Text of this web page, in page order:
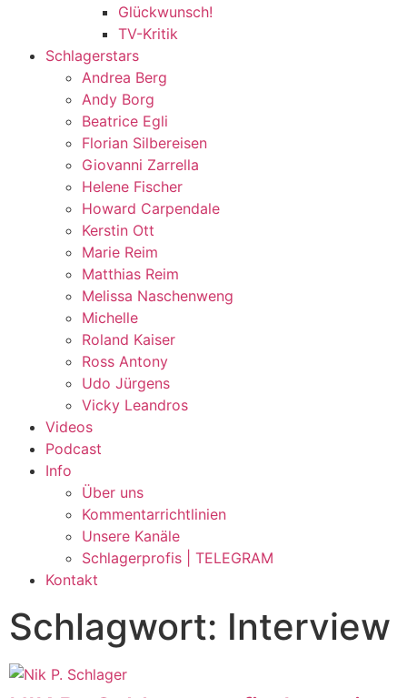
Glückwunsch!
TV-Kritik
Schlagerstars
Andrea Berg
Andy Borg
Beatrice Egli
Florian Silbereisen
Giovanni Zarrella
Helene Fischer
Howard Carpendale
Kerstin Ott
Marie Reim
Matthias Reim
Melissa Naschenweng
Michelle
Roland Kaiser
Ross Antony
Udo Jürgens
Vicky Leandros
Videos
Podcast
Info
Über uns
Kommentarrichtlinien
Unsere Kanäle
Schlagerprofis | TELEGRAM
Kontakt
Schlagwort: Interview